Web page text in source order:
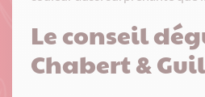
Le conseil
Chabert &